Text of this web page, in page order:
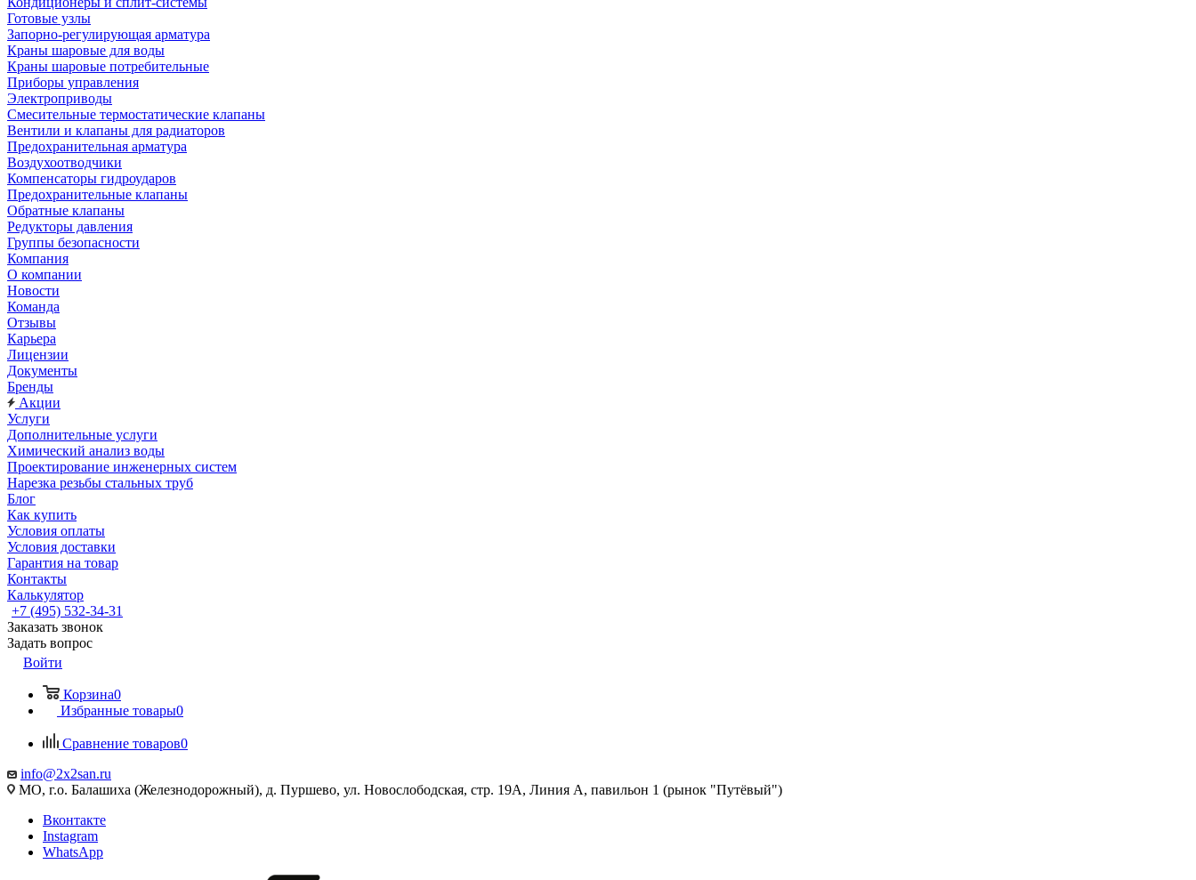
Готовые узлы
Запорно-регулирующая арматура
Краны шаровые для воды
Краны шаровые потребительные
Приборы управления
Электроприводы
Смесительные термостатические клапаны
Вентили и клапаны для радиаторов
Предохранительная арматура
Воздухоотводчики
Компенсаторы гидроударов
Предохранительные клапаны
Обратные клапаны
Редукторы давления
Группы безопасности
Компания
О компании
Новости
Команда
Отзывы
Карьера
Лицензии
Документы
Бренды
Акции
Услуги
Дополнительные услуги
Химический анализ воды
Проектирование инженерных систем
Нарезка резьбы стальных труб
Блог
Как купить
Условия оплаты
Условия доставки
Гарантия на товар
Контакты
Калькулятор
+7 (495) 532‑34‑31
Заказать звонок
Задать вопрос
Войти
Корзина0
Избранные товары0
Сравнение товаров0
info@2x2san.ru
МО, г.о. Балашиха (Железнодорожный), д. Пуршево, ул. Новослободская, стр. 19А, Линия А, павильон 1 (рынок "Путёвый")
Вконтакте
Instagram
WhatsApp